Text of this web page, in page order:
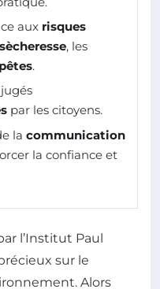
aux risques
sècheresse, les
.
par les citoyens.
la communication
la confiance et
l’Institut Paul
sur le
Alors